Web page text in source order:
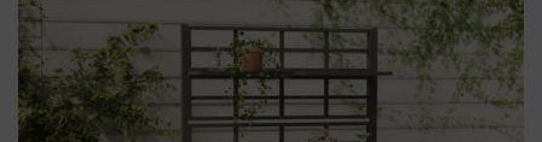
на
изображенията